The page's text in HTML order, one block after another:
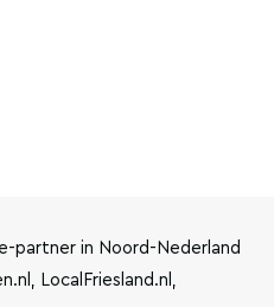
partner in Noord-Nederland
LocalFriesland.nl,